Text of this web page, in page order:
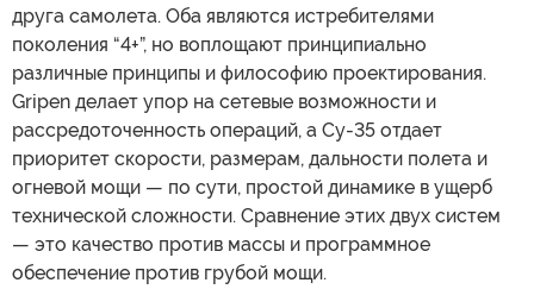
друга самолета. Оба являются истребителями
поколения “4+”, но воплощают принципиально
различные принципы и философию проектирования.
Gripen делает упор на сетевые возможности и
рассредоточенность операций, а Су-35 отдает
приоритет скорости, размерам, дальности полета и
огневой мощи — по сути, простой динамике в ущерб
технической сложности. Сравнение этих двух систем
— это качество против массы и программное
обеспечение против грубой мощи.